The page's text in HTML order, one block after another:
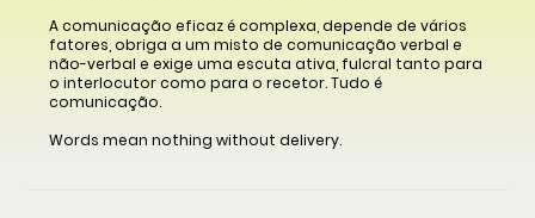
A comunicação eficaz é complexa, depende de vários
fatores, obriga a um misto de comunicação verbal e
não-verbal e exige uma escuta ativa, fulcral tanto para
o interlocutor como para o recetor. Tudo é
comunicação.
Words mean nothing without delivery.